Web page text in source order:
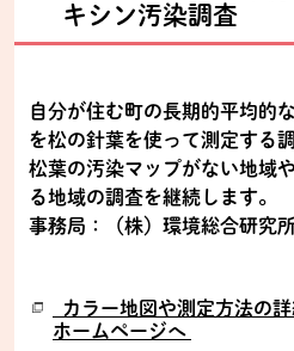
キシン汚染調査
自分が住む町の長期的平均的
を松の針葉を使って測定する調
松葉の汚染マップがない地域
る地域の調査を継続します。
事務局：（株）環境総合研究
カラー地図や測定方法の
ホームページへ